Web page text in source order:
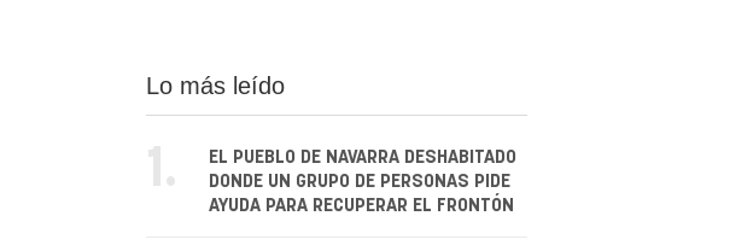
Lo más leído
1.
EL PUEBLO DE NAVARRA DESHABITADO
DONDE UN GRUPO DE PERSONAS PIDE
AYUDA PARA RECUPERAR EL FRONTÓN